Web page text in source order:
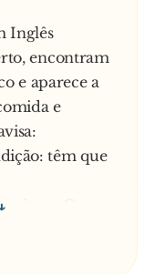
na caixa?
e encostar
Inglês
encontram
e aparece a
e
têm que
O
outros
gritos de